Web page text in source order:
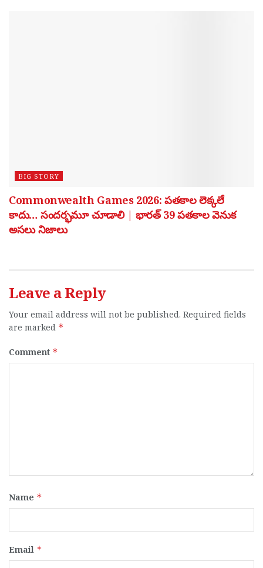
BIG STORY
Commonwealth Games 2026: పతకాల లెక్కలే
కాదు… సందర్భమూ చూడాలి | భారత్ 39 పతకాల వెనుక
అసలు నిజాలు
Leave a Reply
Your email address will not be published. Required fields
are marked *
Comment *
Name *
Email *